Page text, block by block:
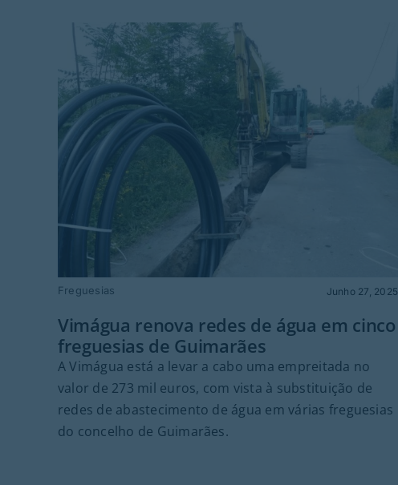
Freguesias Junho 27, 2025
Vimágua renova redes de água em cinco
freguesias de Guimarães
A Vimágua está a levar a cabo uma empreitada no
valor de 273 mil euros, com vista à substituição de
redes de abastecimento de água em várias freguesias
do concelho de Guimarães.